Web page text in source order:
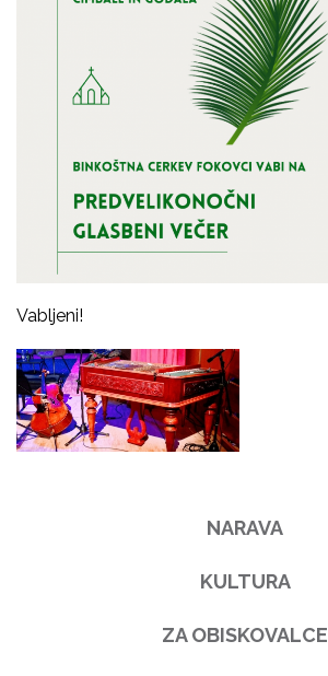
Vabljeni!
NARAVA
KULTURA
ZA OBISKOVALCE